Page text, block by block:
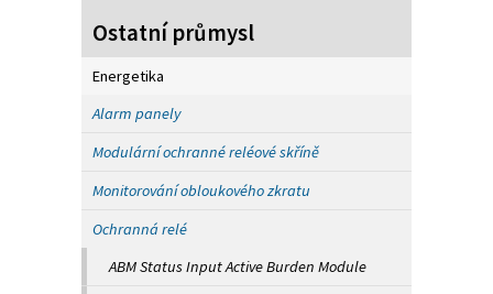
Ostatní průmysl
Energetika
Alarm panely
Modulární ochranné reléové skříně
Monitorování obloukového zkratu
Ochranná relé
ABM Status Input Active Burden Module